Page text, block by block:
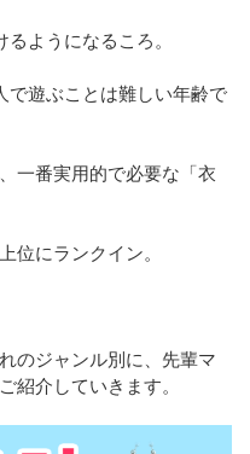
ようになるころ。
で遊ぶことは難しい年齢で
一番実用的で必要な「衣
位にランクイン。
のジャンル別に、先輩マ
紹介していきます。